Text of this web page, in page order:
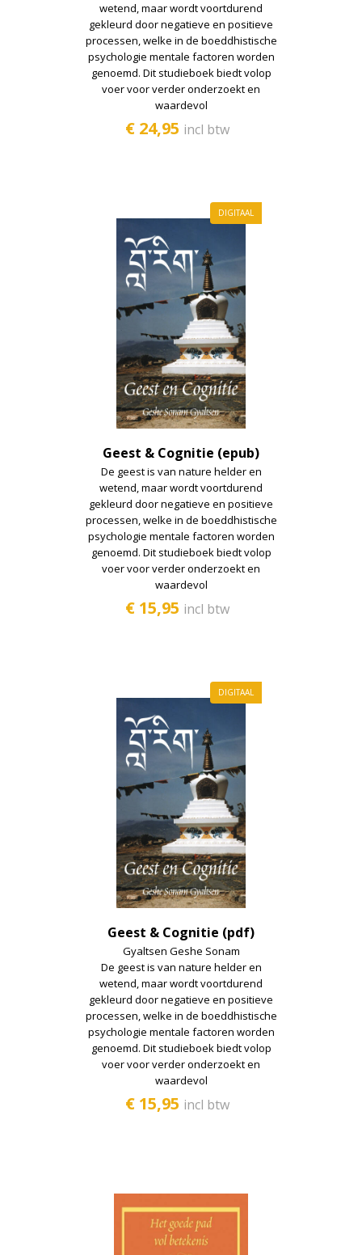
Tibetaanse geneeskunde
Wetenschap
wetend, maar wordt voortdurend
gekleurd door negatieve en positieve
processen, welke in de boeddhistische
psychologie mentale factoren worden
genoemd. Dit studieboek biedt volop
voer voor verder onderzoekt en
waardevol
€ 24,95 incl btw
DIGITAAL
Geest & Cognitie (epub)
De geest is van nature helder en
wetend, maar wordt voortdurend
gekleurd door negatieve en positieve
processen, welke in de boeddhistische
psychologie mentale factoren worden
genoemd. Dit studieboek biedt volop
voer voor verder onderzoekt en
waardevol
€ 15,95 incl btw
DIGITAAL
Geest & Cognitie (pdf)
Gyaltsen Geshe Sonam
De geest is van nature helder en
wetend, maar wordt voortdurend
gekleurd door negatieve en positieve
processen, welke in de boeddhistische
psychologie mentale factoren worden
genoemd. Dit studieboek biedt volop
voer voor verder onderzoekt en
waardevol
€ 15,95 incl btw